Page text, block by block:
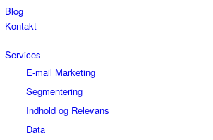
Blog
Kontakt
Services
E-mail Marketing
Segmentering
Indhold og Relevans
Data